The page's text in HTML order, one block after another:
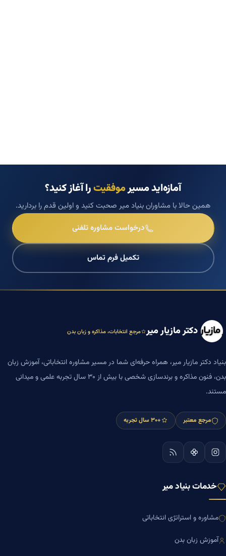
آمازه‌اید مسیرموفقیترا آغاز کنید؟
همین حالا با مشاوران بنیاد میر صحبت کنید و اولین قدم را بردارید.
درخواست مشاوره تلفنی
تکمیل فرم تماس
دکتر مازیار میر مرجع انتخابات، مذاکره و زبان بدن
بنیاد دکتر مازیار میر، همراه حرفه‌ای شما در مسیر مشاوره انتخاباتی، آموزش زبان
بدن، فنون مذاکره و برندسازی شخصی با بیش از ۳۰ سال تجربه علمی و میدانی
مستند.
مرجع معتبر +۳۰ سال تجربه
خدمات بنیاد میر
مشاوره و استراتژی انتخاباتی
آموزش زبان بدن